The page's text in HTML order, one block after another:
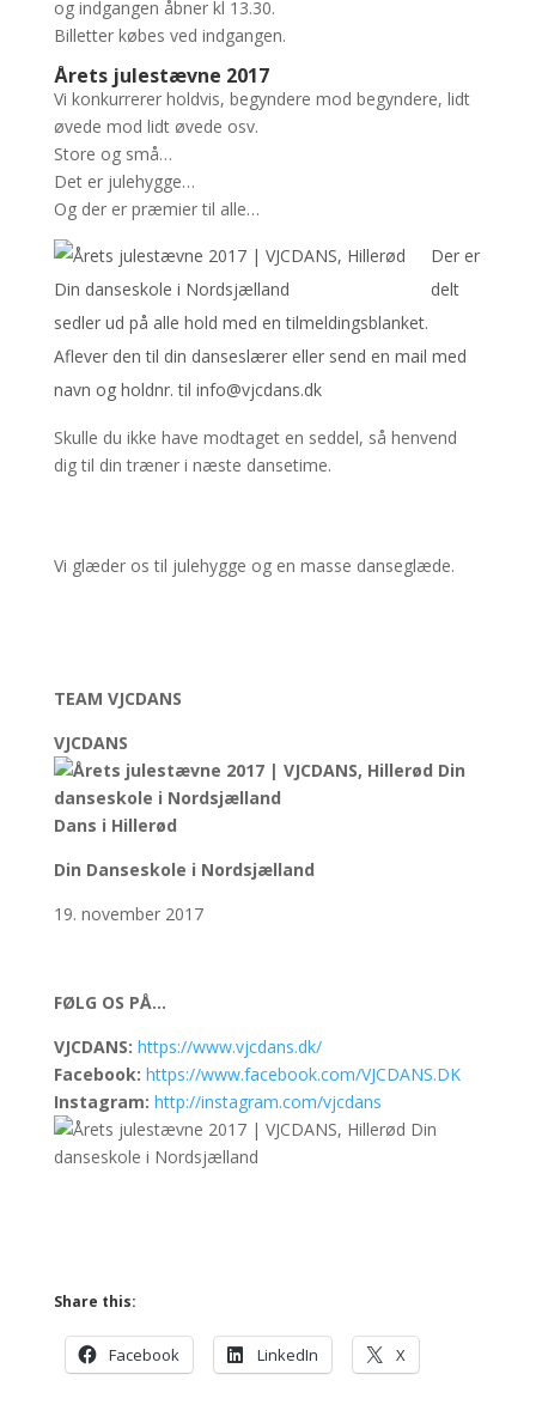
og indgangen åbner kl 13.30.
Billetter købes ved indgangen.
Årets julestævne 2017
Vi konkurrerer holdvis, begyndere mod begyndere, lidt
øvede mod lidt øvede osv.
Store og små…
Det er julehygge…
Og der er præmier til alle…
Der er
delt
sedler ud på alle hold med en tilmeldingsblanket.
Aflever den til din danseslærer eller send en mail med
navn og holdnr. til info@vjcdans.dk
Skulle du ikke have modtaget en seddel, så henvend
dig til din træner i næste dansetime.
Vi glæder os til julehygge og en masse danseglæde.
TEAM VJCDANS
VJCDANS
Dans i Hillerød
Din Danseskole i Nordsjælland
19. november 2017
FØLG OS PÅ…
VJCDANS: https://www.vjcdans.dk/
Facebook: https://www.facebook.com/VJCDANS.DK
Instagram: http://instagram.com/vjcdans
Share this:
Facebook LinkedIn X